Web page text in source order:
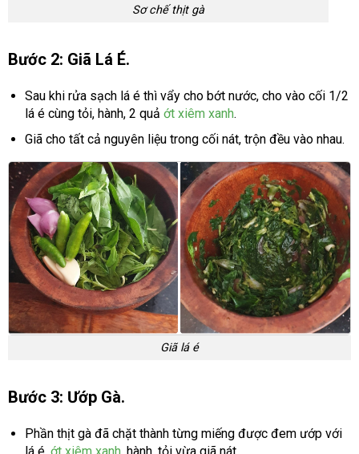
Sơ chế thịt gà
Bước 2: Giã Lá É.
Sau khi rửa sạch lá é thì vẩy cho bớt nước, cho vào cối 1/2
lá é cùng tỏi, hành, 2 quả ớt xiêm xanh.
Giã cho tất cả nguyên liệu trong cối nát, trộn đều vào nhau.
Giã lá é
Bước 3: Ướp Gà.
Phần thịt gà đã chặt thành từng miếng được đem ướp với